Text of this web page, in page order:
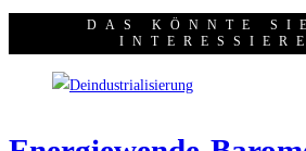
DAS KÖNNTE